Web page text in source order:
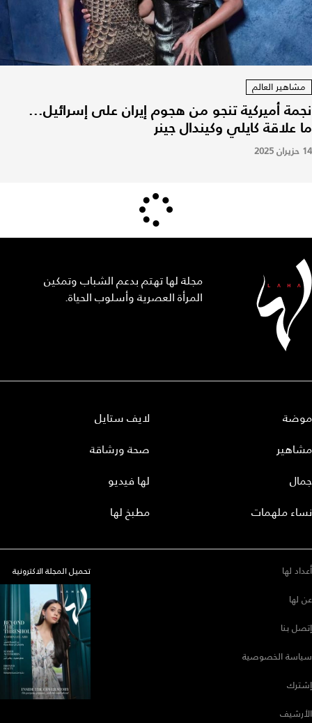
مشاهير العالم
نجمة أميركية تنجو من هجوم إيران على إسرائيل...
ما علاقة كايلي وكيندال جينر
14 حزيران 2025
مجلة لها تهتم بدعم الشباب وتمكين
المرأة العصرية وأسلوب الحياة.
موضة
مشاهير
جمال
نساء ملهمات
لايف ستايل
صحة ورشاقة
لها فيديو
مطبخ لها
أعداد لها
عن لها
إتصل بنا
سياسة الخصوصية
إشترك
الأرشيف
تحميل المجلة الاكترونية